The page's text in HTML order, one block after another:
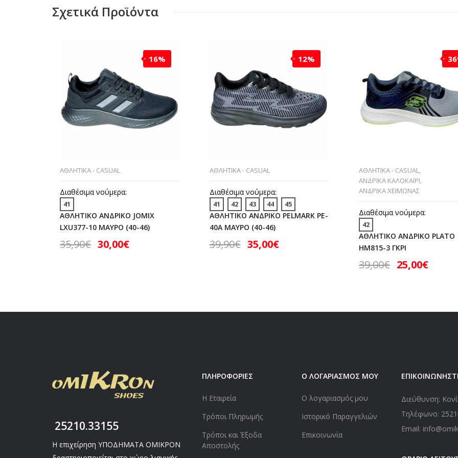
Σχετικά Προϊόντα
16%
ΑΘΛΗΤΙΚΑ - CASUAL
Διαθέσιμα νούμερα:
41
ΑΘΛΗΤΙΚΟ ΑΝΔΡΙΚΟ JOMIX
LXU377-10 ΜΑΥΡΟ (40-46)
35,90€ 30,00€
12%
ΑΘΛΗΤΙΚΑ - CASUAL
Διαθέσιμα νούμερα:
41 42 43 44 45
ΑΘΛΗΤΙΚΟ ΑΝΔΡΙΚΟ PELMARK PE-
40A ΜΑΥΡΟ (40-46)
39,90€ 35,00€
ΑΘΛΗΤΙΚΑ - CASUAL,
ΑΝΔΡΙΚΑ ΚΑΛΟΚΑΙΡΙ,
ΑΝΔΡΙΚΑ ΧΕΙΜΩΝΑΣ
Διαθέσιμα νούμερα:
42
ΑΘΛΗΤΙΚΟ ΑΝΔΡΙΚΟ PLATO
HM815-3 ΓΚΡΙ
39,00€ 25,00€
25210.33155
Η επιχείρηση ΥΠΟΔΗΜΑΤΑ ΟΜΙΚΡΟΝ
ΠΛΗΡΟΦΟΡΙΕΣ
Η Εταιρεία
Τρόποι Πληρωμής
Τρόποι και Έξοδα
Αποστολής
Ο ΛΟΓΑΡΙΑΣΜΟΣ ΜΟΥ
Ο λογαριασμός μου
Ιστορικό Παραγγελιών
Επικοινωνία
Διεύθυνση:
Τηλέφωνο:
Email: